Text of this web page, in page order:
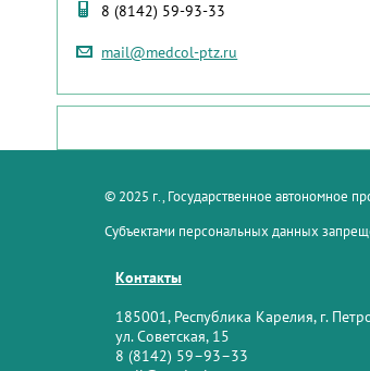
8 (8142) 59-93-33
mail@medcol-ptz.ru
© 2025 г., Государственное автономное
Субъектами персональных данных
Контакты
185001, Республика Карелия, г.
ул. Советская, 15
8 (8142) 59–93–33